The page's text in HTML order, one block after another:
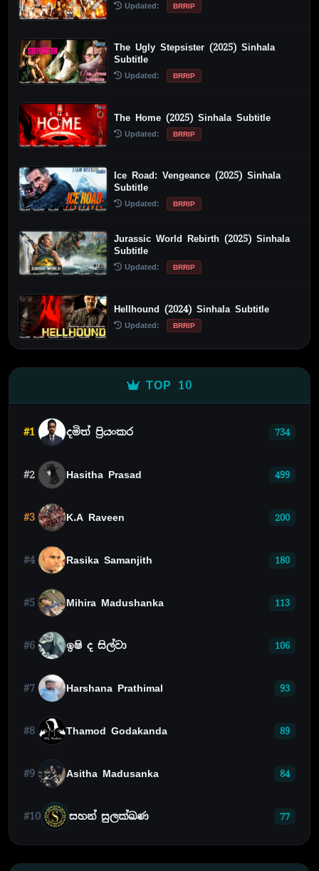
Updated: BRRIP
The Ugly Stepsister (2025) Sinhala
Subtitle
Updated: BRRIP
The Home (2025) Sinhala Subtitle
Updated: BRRIP
Ice Road: Vengeance (2025) Sinhala
Subtitle
Updated: BRRIP
Jurassic World Rebirth (2025) Sinhala
Subtitle
Updated: BRRIP
Hellhound (2024) Sinhala Subtitle
Updated: BRRIP
TOP 10
#1 දමිත් ප්‍රියංකර 734
#2 Hasitha Prasad 499
#3 K.A Raveen 200
#4 Rasika Samanjith 180
#5 Mihira Madushanka 113
#6 ඉෂි ද සිල්වා 106
#7 Harshana Prathimal 93
#8 Thamod Godakanda 89
#9 Asitha Madusanka 84
#10 සහන් සුලක්ඛණ 77